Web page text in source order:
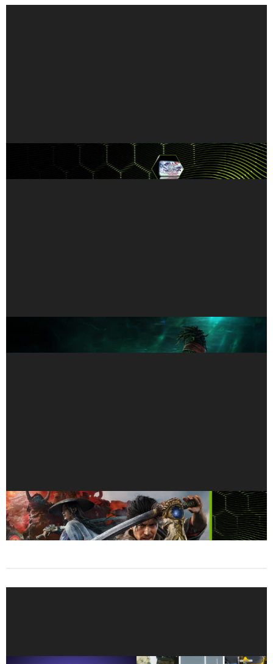
El Mejor de su Clase: Estudia y Juega Juegos de
PC en la Misma Laptop con GeForce NOW
GeForce NOW Zarpa con «Path of Exile: Curse of
the Allflame» para Unirse a la Nube
Afila la Espada, Olvídate de las Descargas:
“Onimusha: Way of the Sword” llega a GeForce
NOW